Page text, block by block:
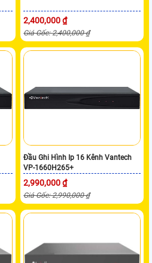
2,400,000 ₫
Giá Gốc: 2,400,000 ₫
Đầu Ghi Hình Ip 16 Kênh Vantech
VP-1660H265+
2,990,000 ₫
Giá Gốc: 2,990,000 ₫